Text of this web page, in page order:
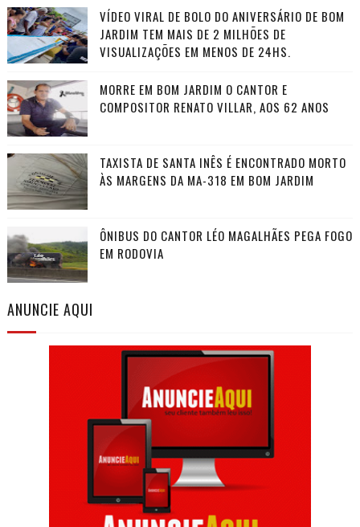
VÍDEO VIRAL DE BOLO DO ANIVERSÁRIO DE BOM
JARDIM TEM MAIS DE 2 MILHÕES DE
VISUALIZAÇÕES EM MENOS DE 24HS.
MORRE EM BOM JARDIM O CANTOR E
COMPOSITOR RENATO VILLAR, AOS 62 ANOS
TAXISTA DE SANTA INÊS É ENCONTRADO MORTO
ÀS MARGENS DA MA-318 EM BOM JARDIM
ÔNIBUS DO CANTOR LÉO MAGALHÃES PEGA FOGO
EM RODOVIA
ANUNCIE AQUI